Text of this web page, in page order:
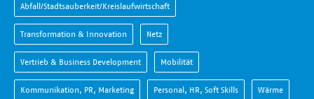
Abfall/Stadtsauberkeit/Kreislaufwirtschaft
Transformation & Innovation Netz
Vertrieb & Business Development Mobilität
Kommunikation, PR, Marketing Personal, HR, Soft Skills Wärme